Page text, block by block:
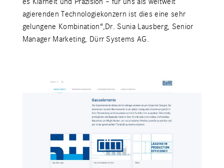
agierenden Technologiekonzern ist dies eine sehr
gelungene Kombination“,Dr. Sunia Lausberg, Senior
Manager Marketing, Dürr Systems AG.